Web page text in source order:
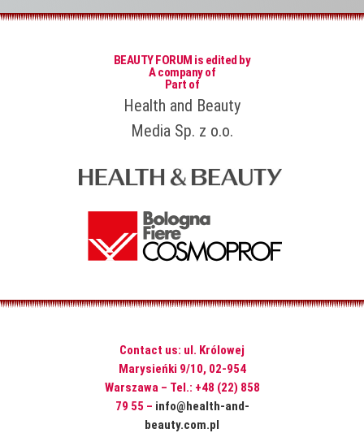
BEAUTY FORUM is edited by
A company of
Part of
Health and Beauty
Media Sp. z o.o.
Contact us: ul. Królowej
Marysieńki 9/10, 02-954
Warszawa – Tel.: +48 (22) 858
79 55 – info@health-and-
beauty.com.pl